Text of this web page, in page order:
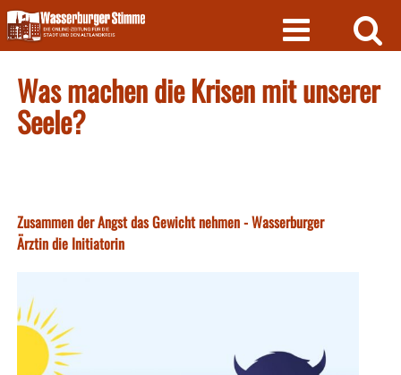
Skip
to
content
Was machen die Krisen mit unserer
Seele?
Zusammen der Angst das Gewicht nehmen - Wasserburger
Ärztin die Initiatorin